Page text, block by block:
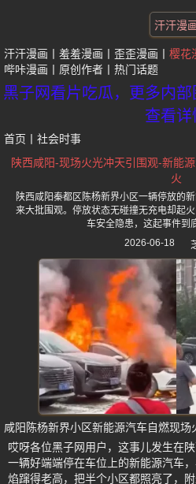
汗汗漫
汗汗漫画 羞羞漫画 歪歪漫画 樱花
哔咔漫画
原创作者 热门话题
黑子网看片吃瓜，更多内
查看详
首页 社会时事
陕西咸阳-现场火光冲天引围观-新能
火
陕西咸阳秦都区陈杨新界小区一辆停放的
来大批围观。停放状态无碰撞无充电却起
车安全隐患，这起事件到
2026-06-18
咸阳陈杨新界小区新能源汽车自燃现场
哎呀各位黑子网用户，这事儿发生在
一辆好端端停在车位上的新能源汽车
焰蹿得老高，把半个小区都照亮了，